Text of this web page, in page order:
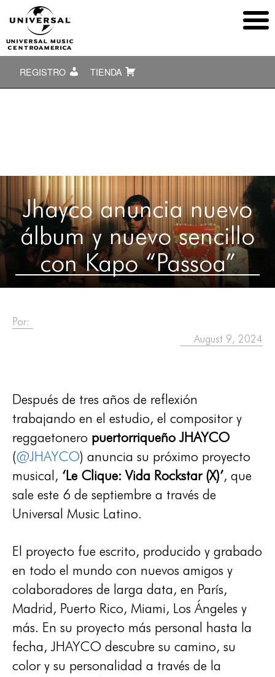
REGISTRO TIENDA
Jhayco anuncia nuevo
álbum y nuevo sencillo
con Kapo “Passoa”
Por:
August 9, 2024
Después de tres años de reflexión
trabajando en el estudio, el compositor y
reggaetonero puertorriqueño JHAYCO
(@JHAYCO) anuncia su próximo proyecto
musical, ‘Le Clique: Vida Rockstar (X)’, que
sale este 6 de septiembre a través de
Universal Music Latino.
El proyecto fue escrito, producido y grabado
en todo el mundo con nuevos amigos y
colaboradores de larga data, en París,
Madrid, Puerto Rico, Miami, Los Ángeles y
más. En su proyecto más personal hasta la
fecha, JHAYCO descubre su camino, su
color y su personalidad a través de la